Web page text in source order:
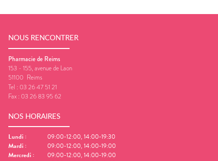
NOUS RENCONTRER
Pharmacie de Reims
153 - 155, avenue de Laon
51100 Reims
Tel : 03 26 47 51 21
Fax : 03 26 83 95 62
NOS HORAIRES
Lundi :
09:00-12:00, 14:00-19:30
Mardi :
09:00-12:00, 14:00-19:00
Mercredi :
09:00-12:00, 14:00-19:00